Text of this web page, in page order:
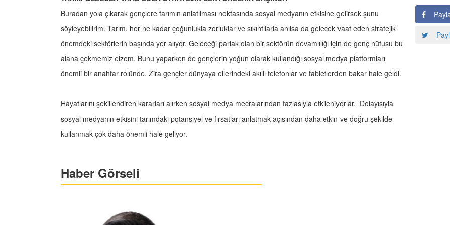
Buradan yola çıkarak gençlere tarımın anlatılması noktasında sosyal medyanın etkisine gelirsek şunu
söyleyebilirim. Tarım, her ne kadar çoğunlukla zorluklar ve sıkıntılarla anılsa da gelecek vaat eden stratejik
önemdeki sektörlerin başında yer alıyor. Geleceği parlak olan bir sektörün devamlılığı için de genç nüfusu bu
alana çekmemiz elzem. Bunu yaparken de gençlerin yoğun olarak kullandığı sosyal medya platformları
önemli bir anahtar rolünde. Zira gençler dünyaya ellerindeki akıllı telefonlar ve tabletlerden bakar hale geldi.
Hayatlarını şekillendiren kararları alırken sosyal medya mecralarından fazlasıyla etkileniyorlar. Dolayısıyla
sosyal medyanın etkisini tarımdaki potansiyel ve fırsatları anlatmak açısından daha etkin ve doğru şekilde
kullanmak çok daha önemli hale geliyor.
Haber Görseli